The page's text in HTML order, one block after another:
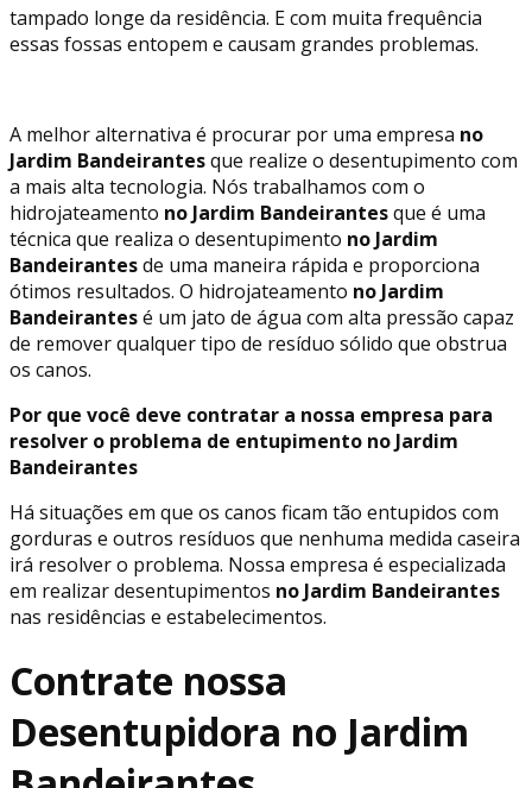
tampado longe da residência. E com muita frequência
essas fossas entopem e causam grandes problemas.
A melhor alternativa é procurar por uma empresa no
Jardim Bandeirantesque realize o desentupimento com
a mais alta tecnologia. Nós trabalhamos com o
hidrojateamento no Jardim Bandeirantesque é uma
técnica que realiza o desentupimento no Jardim
Bandeirantesde uma maneira rápida e proporciona
ótimos resultados. O hidrojateamento no Jardim
Bandeirantesé um jato de água com alta pressão capaz
de remover qualquer tipo de resíduo sólido que obstrua
os canos.
Por que você deve contratar a nossa empresa para
resolver o problema de entupimento no Jardim
Bandeirantes
Há situações em que os canos ficam tão entupidos com
gorduras e outros resíduos que nenhuma medida caseira
irá resolver o problema. Nossa empresa é especializada
em realizar desentupimentos no Jardim Bandeirantes
nas residências e estabelecimentos.
Contrate nossa
Desentupidora no Jardim